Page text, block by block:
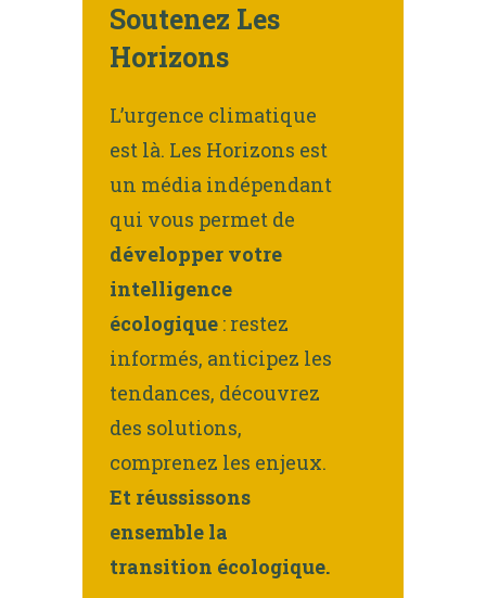
Soutenez Les
Horizons
L’urgence climatique
est là. Les Horizons est
un média indépendant
qui vous permet de
développer votre
intelligence
écologique : restez
informés, anticipez les
tendances, découvrez
des solutions,
comprenez les enjeux.
Et réussissons
ensemble la
transition écologique.